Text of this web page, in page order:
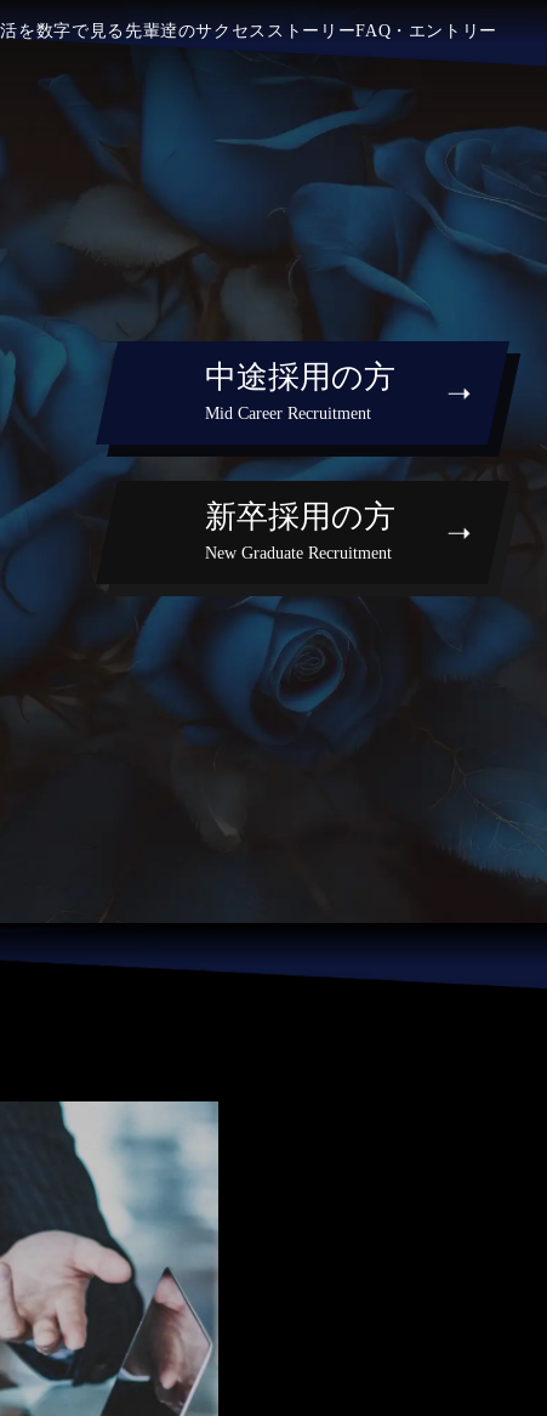
を数字で見る先輩逹のサクセスストーリーFAQ・エントリー
中途採用の方
Mid Career Recruitment
新卒採用の方
New Graduate Recruitment